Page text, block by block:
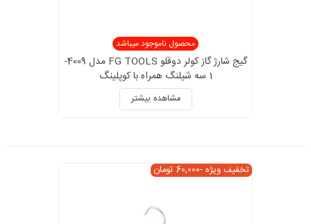
محصول ناموجود میباشد
گیج شارژ گاز کولر دوقلو FG TOOLS مدل 4009-
1 سه شیلنگ همراه با کوپلینگ
مشاهده بیشتر
تخفیف ویژه-60,000 تومان